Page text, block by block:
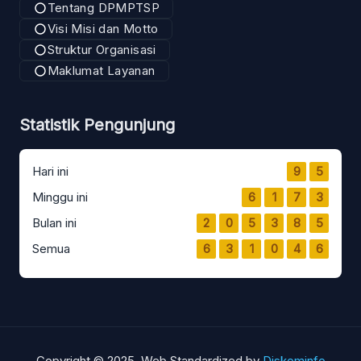
Tentang DPMPTSP
Visi Misi dan Motto
Struktur Organisasi
Maklumat Layanan
Statistik Pengunjung
Hari ini 9
5
Minggu ini
6 1 7
3
Bulan ini
2 0 5 3 8
5
Semua
6 3 1 0 4 6